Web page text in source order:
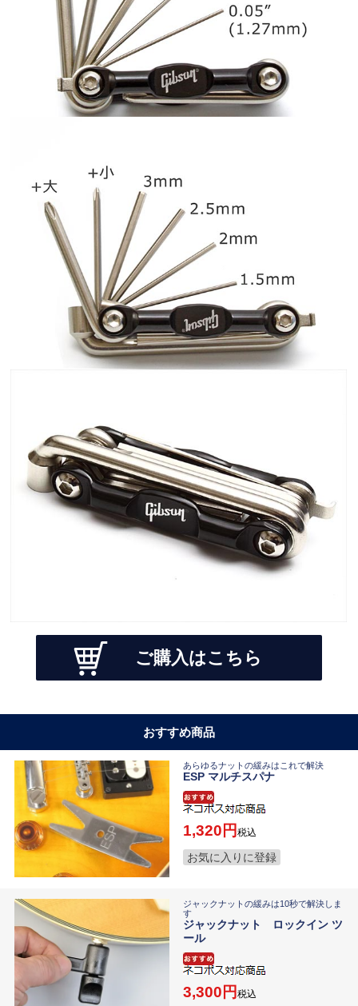
ご購入はこちら
おすすめ商品
あらゆるナットの緩みはこれで解決
ESP マルチスパナ
1,320 税込
お気に入りに登録
ジャックナットの緩みは10秒で解決しま
す
ジャックナット ロックイン ツ
ール
3,300 税込